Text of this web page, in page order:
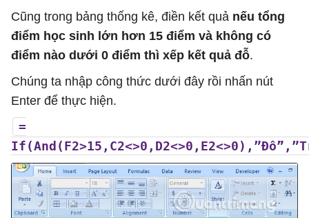
Cũng trong bảng thống kê, điền kết quả nếu tổng
điểm học sinh lớn hơn 15 điểm và không có
điểm nào dưới 0 điểm thì xếp kết quả đỗ.
Chúng ta nhập công thức dưới đây rồi nhấn nút
Enter để thực hiện.
=